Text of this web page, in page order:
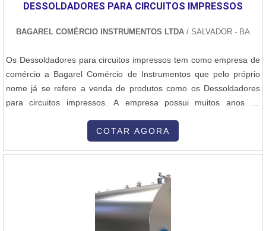
DESSOLDADORES PARA CIRCUITOS IMPRESSOS
BAGAREL COMÉRCIO INSTRUMENTOS LTDA / SALVADOR - BA
Os Dessoldadores para circuitos impressos tem como empresa de
comércio a Bagarel Comércio de Instrumentos que pelo próprio
nome já se refere a venda de produtos como os Dessoldadores
para circuitos impressos. A empresa possui muitos anos de
instrumentação e eletroeletrônica. Todos com a qualidade
COTAR AGORA